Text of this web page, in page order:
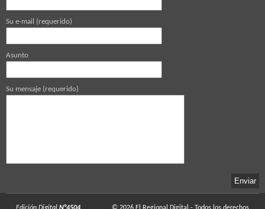
Su e-mail (requerido)
Asunto
Su mensaje (requerido)